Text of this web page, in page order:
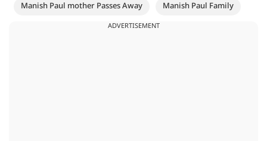
Manish Paul mother Passes Away
Manish Paul Family
ADVERTISEMENT